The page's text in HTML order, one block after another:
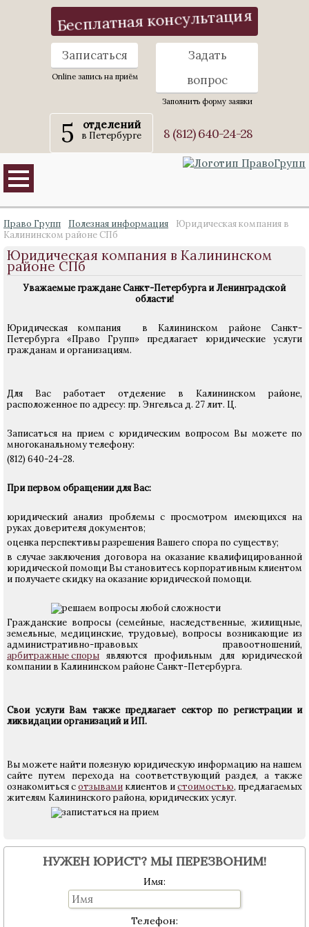
Бесплатная консультация
Записаться
Online запись на приём
Задать
вопрос
Заполнить форму заявки
5 отделений
в Петербурге 8 (812) 640-24-28
Право Групп Полезная информация
Юридическая компания в
Калининском районе СПб
Юридическая компания в Калининском
районе СПб
Уважаемые граждане Санкт-Петербурга и Ленинградской
области!
Юридическая компания в Калининском районе Санкт-
Петербурга «Право Групп» предлагает юридические услуги
гражданам и организациям.
Для Вас работает отделение в Калининском районе,
расположенное по адресу: пр. Энгельса д. 27 лит. Ц.
Записаться на прием с юридическим вопросом Вы можете по
многоканальному телефону:
(812) 640-24-28.
При первом обращении для Вас:
юридический анализ проблемы с просмотром имеющихся на
руках доверителя документов;
оценка перспективы разрешения Вашего спора по существу;
в случае заключения договора на оказание квалифицированной
юридической помощи Вы становитесь корпоративным клиентом
и получаете скидку на оказание юридической помощи.
Гражданские вопросы (семейные, наследственные, жилищные,
земельные, медицинские, трудовые), вопросы возникающие из
административно-правовых правоотношений,
арбитражные споры являются профильным для юридической
компании в Калининском районе Санкт-Петербурга.
Свои услуги Вам также предлагает сектор по регистрации и
ликвидации организаций и ИП.
Вы можете найти полезную юридическую информацию на нашем
сайте путем перехода на соответствующий раздел, а также
ознакомиться сотзывами клиентов истоимостью, предлагаемых
жителям Калининского района, юридических услуг.
НУЖЕН ЮРИСТ? МЫ ПЕРЕЗВОНИМ!
Имя:
Телефон: